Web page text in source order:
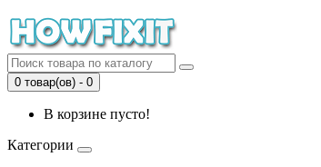
0 товар(ов) - 0
В корзине пусто!
Категории